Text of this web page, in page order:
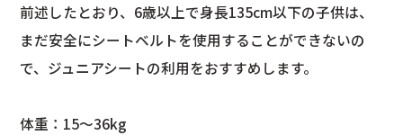
前述したとおり、6歳以上で身長135cm以下の子供は、
まだ安全にシートベルトを使用することができないの
で、ジュニアシートの利用をおすすめします。
体重：15～36kg